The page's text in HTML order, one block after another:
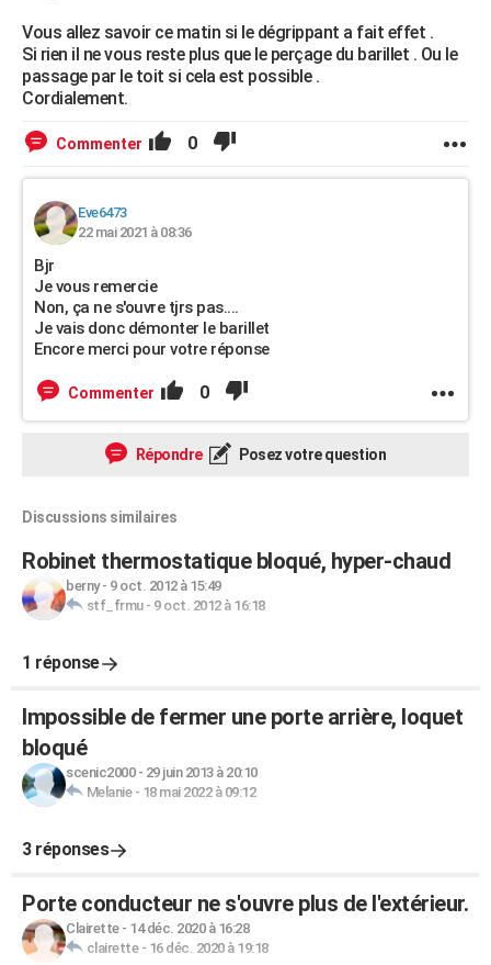
Vous allez savoir ce matin si le dégrippant a fait effet .
Si rien il ne vous reste plus que le perçage du barillet . Ou le
passage par le toit si cela est possible .
Cordialement.
Commenter 0
Eve6473
22 mai 2021 à 08:36
Bjr
Je vous remercie
Non, ça ne s'ouvre tjrs pas....
Je vais donc démonter le barillet
Encore merci pour votre réponse
Commenter 0
Répondre Posez votre question
Discussions similaires
Robinet thermostatique bloqué, hyper-chaud
berny- 9 oct. 2012 à 15:49
stf_frmu- 9 oct. 2012 à 16:18
1 réponse
Impossible de fermer une porte arrière, loquet
bloqué
scenic2000- 29 juin 2013 à 20:10
Melanie- 18 mai 2022 à 09:12
3 réponses
Porte conducteur ne s'ouvre plus de l'extérieur.
Clairette- 14 déc. 2020 à 16:28
clairette- 16 déc. 2020 à 19:18